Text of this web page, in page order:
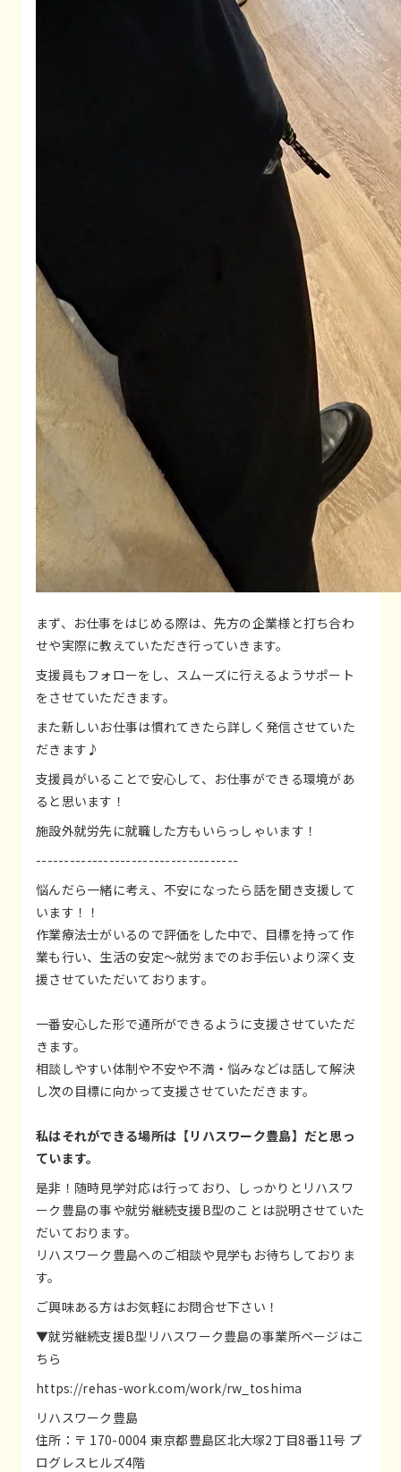
まず、お仕事をはじめる際は、先方の企業様と打ち合わ
せや実際に教えていただき行っていきます。
支援員もフォローをし、スムーズに行えるようサポート
をさせていただきます。
また新しいお仕事は慣れてきたら詳しく発信させていた
だきます♪
支援員がいることで安心して、お仕事ができる環境があ
ると思います！
施設外就労先に就職した方もいらっしゃいます！
------------------------------------
悩んだら一緒に考え、不安になったら話を聞き支援して
います！！
作業療法士がいるので評価をした中で、目標を持って作
業も行い、生活の安定～就労までのお手伝いより深く支
援させていただいております。
一番安心した形で通所ができるように支援させていただ
きます。
相談しやすい体制や不安や不満・悩みなどは話して解決
し次の目標に向かって支援させていただきます。
私はそれができる場所は【リハスワーク豊島】だと思っ
ています。
是非！随時見学対応は行っており、しっかりとリハスワ
ーク豊島の事や就労継続支援B型のことは説明させていた
だいております。
リハスワーク豊島へのご相談や見学もお待ちしておりま
す。
ご興味ある方はお気軽にお問合せ下さい！
▼就労継続支援B型リハスワーク豊島の事業所ページはこ
ちら
https://rehas-work.com/work/rw_toshima
リハスワーク豊島
住所：〒 170-0004 東京都豊島区北大塚2丁目8番11号 プ
ログレスヒルズ4階